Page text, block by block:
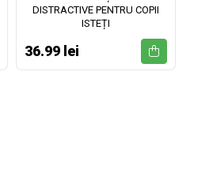
DISTRACTIVE PENTRU COPII
ISTEȚI
36.99 lei